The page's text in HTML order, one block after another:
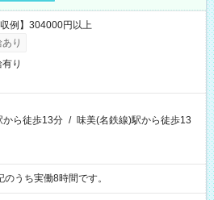
例】304000円以上
り
り
から徒歩13分 / 味美(名鉄線)駅から徒歩13
※表記のうち実働8時間です。